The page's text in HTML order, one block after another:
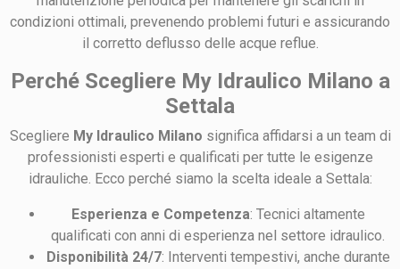
condizioni ottimali, prevenendo problemi futuri e assicurando
il corretto deflusso delle acque reflue.
Perché Scegliere My Idraulico Milano a
Settala
Scegliere My Idraulico Milano significa affidarsi a un team di
professionisti esperti e qualificati per tutte le esigenze
idrauliche. Ecco perché siamo la scelta ideale a Settala:
Esperienza e Competenza: Tecnici altamente
qualificati con anni di esperienza nel settore idraulico.
Disponibilità 24/7: Interventi tempestivi, anche durante